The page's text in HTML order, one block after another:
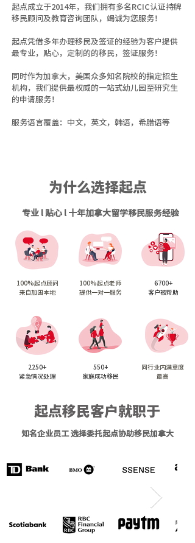
起点成立于2014年，我们拥有多名RCIC认证持牌
移民顾问及教育咨询团队，竭诚为您服务！
起点凭借多年办理移民及签证的经验为客户提供
最专业，贴心，定制的的移民，签证服务！
同时作为加拿大，美国众多知名院校的指定招生
机构，我们提供最权威的一站式幼儿园至研究生
的申请服务！
​服务语言覆盖：中文，英文，韩语，希腊语等
为什么选择起点
专业 l 贴心 l 十年加拿大留学移民服务经验
100%起点顾问
来自加国本地
100%起点老师
提供一对一服务
6700+
客户被帮助
2250+
紧急情况处理
​同行业内满意度
最高
550+
家庭成功移民
起点移民客户就职于
知名企业员工 选择委托起点协助移民加拿大